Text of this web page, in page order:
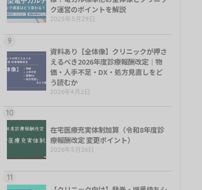
ク運営のポイントを解説
2025年5月29日
9
資料あり【全体像】クリニックが押さ
えるべき2026年度診療報酬改定｜物
価・人手不足・DX・処方見直しをど
う読むか
2026年4月2日
10
在宅医療充実体制加算（令和8年度診
療報酬改定 変更ポイント）
2026年5月26日
11